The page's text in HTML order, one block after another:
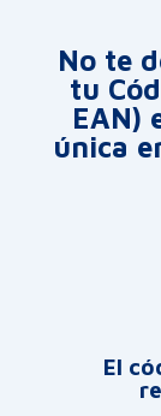
No te
tu
EAN)
única
El